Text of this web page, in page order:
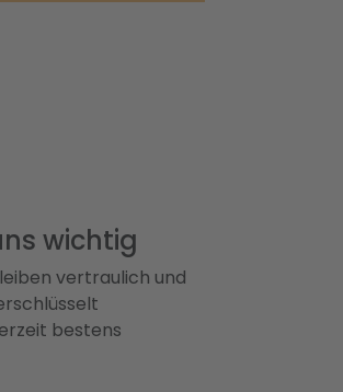
wichtig
vertraulich und
bestens